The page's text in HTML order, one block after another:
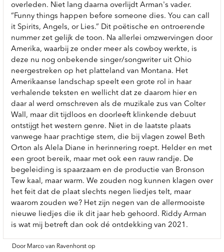
overleden. Niet lang daarna overlijdt Arman's vader.
“Funny things happen before someone dies. You can call
it Spirits, Angels, or Lies.” Dit poëtische en ontroerende
nummer zet gelijk de toon. Na allerlei omzwervingen door
Amerika, waarbij ze onder meer als cowboy werkte, is
deze nu nog onbekende singer/songwriter uit Ohio
neergestreken op het platteland van Montana. Het
Amerikaanse landschap speelt een grote rol in haar
verhalende teksten en wellicht dat ze daarom hier en
daar al werd omschreven als de muzikale zus van Colter
Wall, maar dit tijdloos en doorleeft klinkende debuut
ontstijgt het western genre. Niet in de laatste plaats
vanwege haar prachtige stem, die bij vlagen zowel Beth
Orton als Alela Diane in herinnering roept. Helder en met
een groot bereik, maar met ook een rauw randje. De
begeleiding is spaarzaam en de productie van Bronson
Tew kaal, maar warm. We zouden nog kunnen klagen over
het feit dat de plaat slechts negen liedjes telt, maar
waarom zouden we? Het zijn negen van de allermooiste
nieuwe liedjes die ik dit jaar heb gehoord. Riddy Arman
is wat mij betreft dan ook dé ontdekking van 2021.
Door Marco van Ravenhorst op